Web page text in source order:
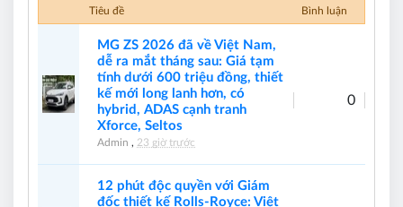
Tiêu đề Bình luận
MG ZS 2026 đã về Việt Nam,
dễ ra mắt tháng sau: Giá tạm
tính dưới 600 triệu đồng, thiết
kế mới long lanh hơn, có
hybrid, ADAS cạnh tranh
Xforce, Seltos
Admin , 23 giờ trước
0
12 phút độc quyền với Giám
đốc thiết kế Rolls-Royce: Việt